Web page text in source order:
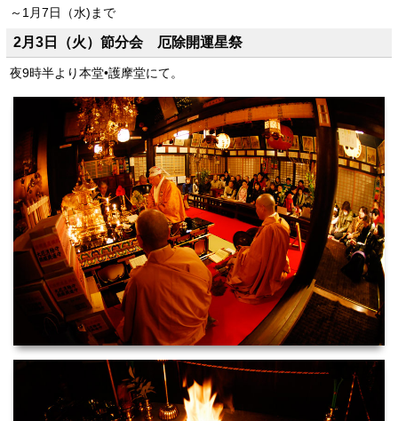
～1月7日（水)まで
2月3日（火）節分会 厄除開運星祭
夜9時半より本堂•護摩堂にて。